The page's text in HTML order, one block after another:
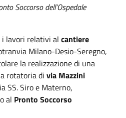
Soccorso dell’Ospedale
lavori relativi al cantiere
Milano-Desio-Seregno,
la realizzazione di una
rotatoria di via Mazzini
SS. Siro e Materno,
al Pronto Soccorso